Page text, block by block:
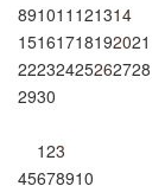
891011 121314
15161718192021
22232425262728
2930
123
45678910